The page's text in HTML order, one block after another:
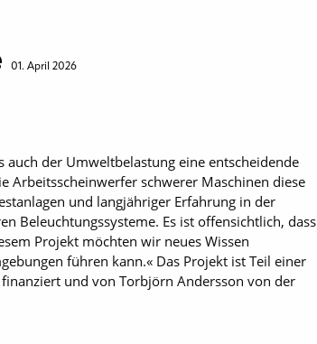
01. April 2026
der Umweltbelastung eine entscheidende
Arbeitsscheinwerfer schwerer Maschinen diese
und langjähriger Erfahrung in der
Beleuchtungssysteme. Es ist offensichtlich, dass
Projekt möchten wir neues Wissen
führen kann.« Das Projekt ist Teil einer
und von Torbjörn Andersson von der